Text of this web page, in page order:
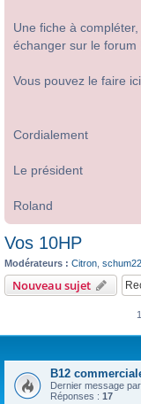
Une fiche à
échanger sur le forum
Vous pouvez le faire
Cordialement
Le président
Roland
Vos 10HP
Modérateurs : Citron schum22
Nouveau sujet
B12
Dernier message par
Réponses : 17